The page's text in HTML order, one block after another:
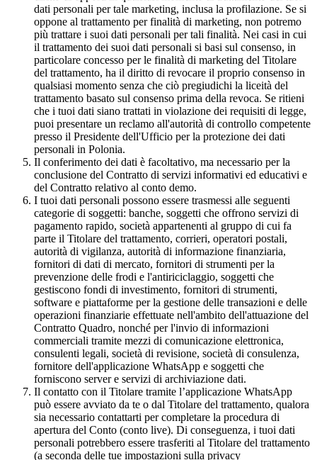
dati personali per tale marketing, inclusa la profilazione. Se si
oppone al trattamento per finalità di marketing, non potremo
più trattare i suoi dati personali per tali finalità. Nei casi in cui
il trattamento dei suoi dati personali si basi sul consenso, in
particolare concesso per le finalità di marketing del Titolare
del trattamento, ha il diritto di revocare il proprio consenso in
qualsiasi momento senza che ciò pregiudichi la liceità del
trattamento basato sul consenso prima della revoca. Se ritieni
che i tuoi dati siano trattati in violazione dei requisiti di legge,
puoi presentare un reclamo all'autorità di controllo competente
presso il Presidente dell'Ufficio per la protezione dei dati
personali in Polonia.
Il conferimento dei dati è facoltativo, ma necessario per la
conclusione del Contratto di servizi informativi ed educativi e
del Contratto relativo al conto demo.
I tuoi dati personali possono essere trasmessi alle seguenti
categorie di soggetti: banche, soggetti che offrono servizi di
pagamento rapido, società appartenenti al gruppo di cui fa
parte il Titolare del trattamento, corrieri, operatori postali,
autorità di vigilanza, autorità di informazione finanziaria,
fornitori di dati di mercato, fornitori di strumenti per la
prevenzione delle frodi e l'antiriciclaggio, soggetti che
gestiscono fondi di investimento, fornitori di strumenti,
software e piattaforme per la gestione delle transazioni e delle
operazioni finanziarie effettuate nell'ambito dell'attuazione del
Contratto Quadro, nonché per l'invio di informazioni
commerciali tramite mezzi di comunicazione elettronica,
consulenti legali, società di revisione, società di consulenza,
fornitore dell'applicazione WhatsApp e soggetti che
forniscono server e servizi di archiviazione dati.
Il contatto con il Titolare tramite l’applicazione WhatsApp
può essere avviato da te o dal Titolare del trattamento, qualora
sia necessario contattarti per completare la procedura di
apertura del Conto (conto live). Di conseguenza, i tuoi dati
personali potrebbero essere trasferiti al Titolare del trattamento
(a seconda delle tue impostazioni sulla privacy